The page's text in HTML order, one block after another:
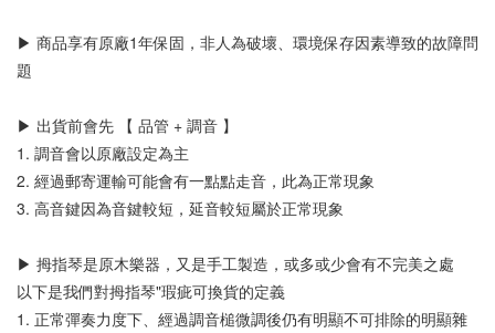
▶ 商品享有原廠1年保固，非人為破壞、環境保存因素導致的故障問
題
▶ 出貨前會先 【 品管 + 調音 】
1. 調音會以原廠設定為主
2. 經過郵寄運輸可能會有一點點走音，此為正常現象
3. 高音鍵因為音鍵較短，延音較短屬於正常現象
▶ 拇指琴是原木樂器，又是手工製造，或多或少會有不完美之處
以下是我們對拇指琴"瑕疵可換貨的定義
1. 正常彈奏力度下、經過調音槌微調後仍有明顯不可排除的明顯雜